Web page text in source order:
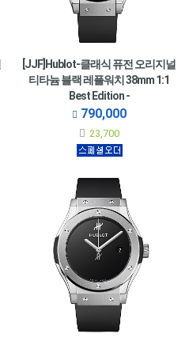
[JJF]Hublot-클래식 퓨전 오리지널
티타늄 블랙 레플워치 38mm 1:1
Best Edition -
565.NX.1270.RX.MDM
790,000
23,700